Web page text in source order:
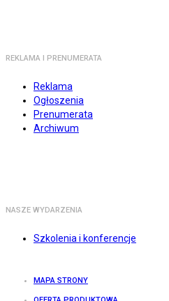
REKLAMA I PRENUMERATA
Reklama
Ogłoszenia
Prenumerata
Archiwum
NASZE WYDARZENIA
Szkolenia i konferencje
MAPA STRONY